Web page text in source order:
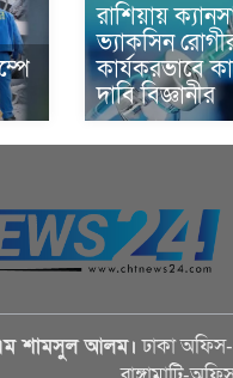
রাশিয়ায়
ভ্যাকসিন
কার্যকরভাবে
দাবি বিজ্ঞানীর
শামসুল আলম। ঢাকা